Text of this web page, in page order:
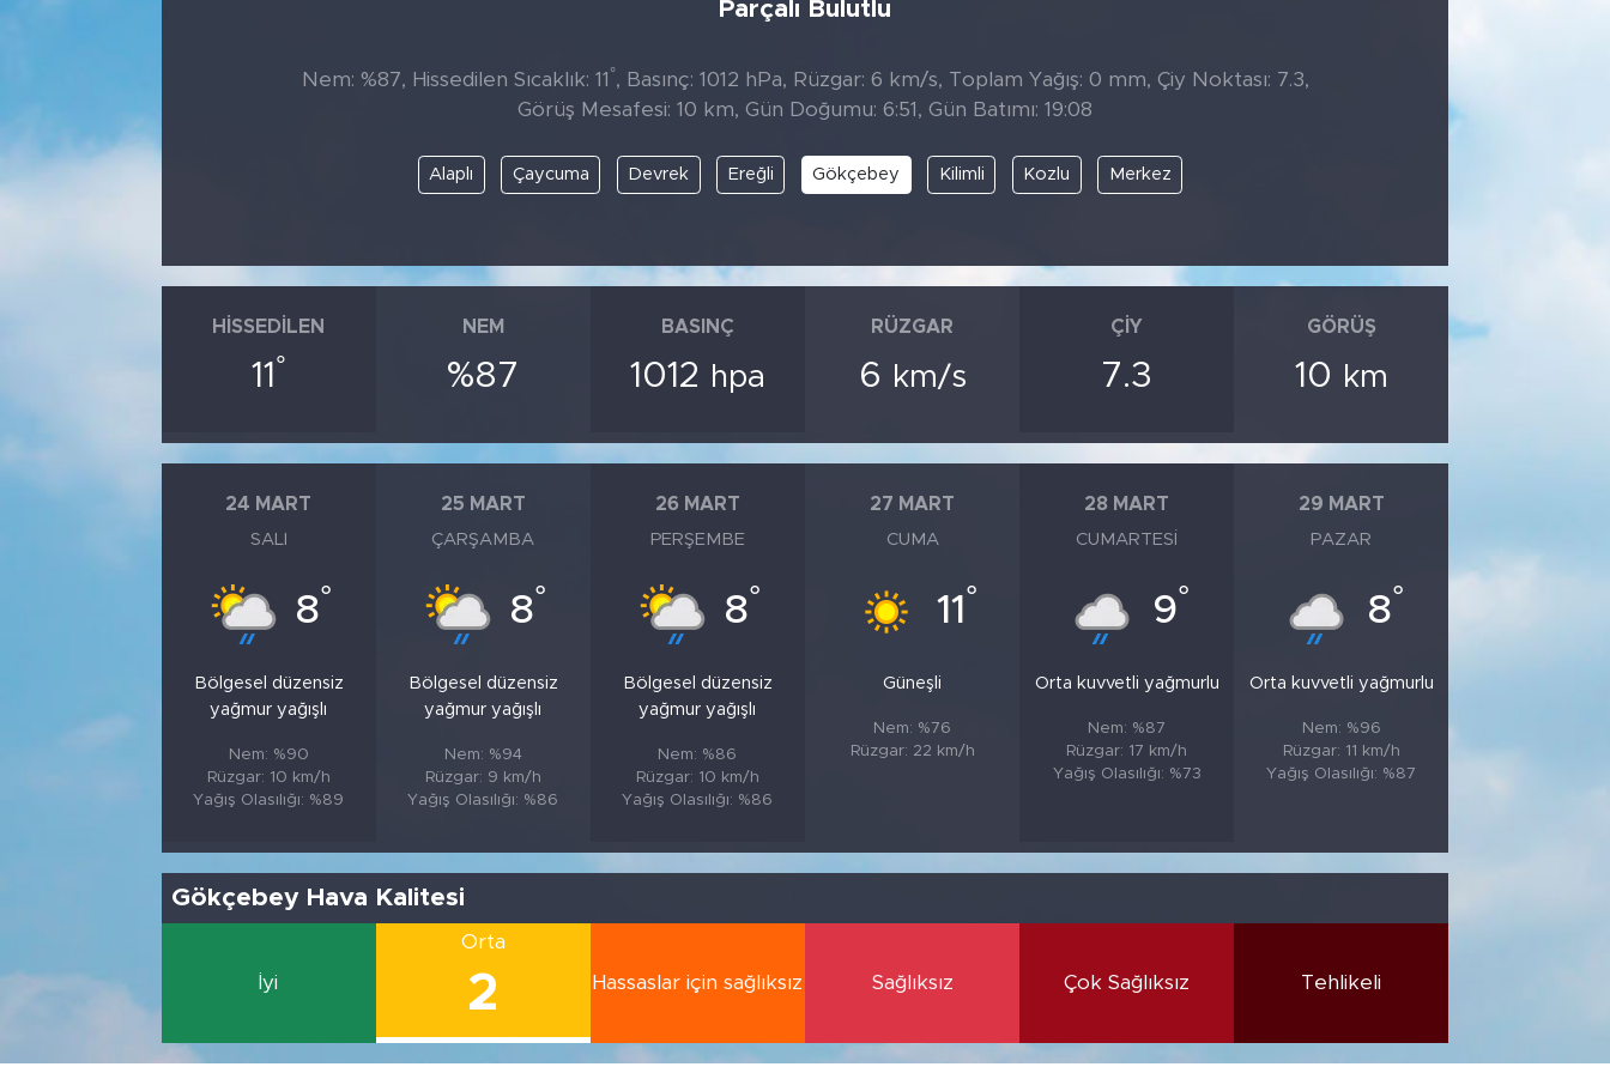
Parçalı Bulutlu
Nem: %87, Hissedilen Sıcaklık: 11 °, Basınç: 1012 hPa, Rüzgar: 6 km/s, Toplam Yağış: 0 mm, Çiy Noktası: 7.3,
Görüş Mesafesi: 10 km, Gün Doğumu: 6:51, Gün Batımı: 19:08
Alaplı Çaycuma Devrek Ereğli Gökçebey Kilimli Kozlu Merkez
HISSEDILEN
11 °
NEM
%87
BASINÇ
1012 hpa
RÜZGAR
6 km/s
ÇIY
7.3
GÖRÜŞ
10 km
24 MART
SALI
8°
Bölgesel düzensiz
yağmur yağışlı
Nem: %90
Rüzgar: 10 km/h
Yağış Olasılığı: %89
25 MART
ÇARŞAMBA
8°
Bölgesel düzensiz
yağmur yağışlı
Nem: %94
Rüzgar: 9 km/h
Yağış Olasılığı: %86
26 MART
PERŞEMBE
8°
Bölgesel düzensiz
yağmur yağışlı
Nem: %86
Rüzgar: 10 km/h
Yağış Olasılığı: %86
27 MART
CUMA
11 °
Güneşli
Nem: %76
Rüzgar: 22 km/h
28 MART
CUMARTESI
9°
Orta kuvvetli yağmurlu
Nem: %87
Rüzgar: 17 km/h
Yağış Olasılığı: %73
29 MART
PAZAR
8°
Orta kuvvetli yağmurlu
Nem: %96
Rüzgar: 11 km/h
Yağış Olasılığı: %87
Gökçebey Hava Kalitesi
İyi
Orta
2 Hassaslar için sağlıksız Sağlıksız Çok Sağlıksız Tehlikeli
Söyleşi
Teknoloji